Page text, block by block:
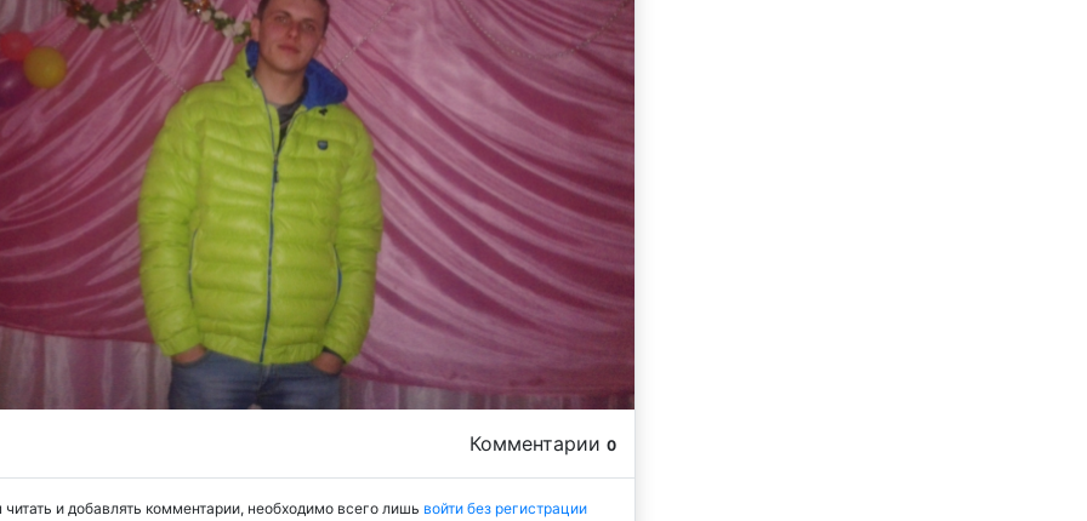
Комментарии 0
и добавлять комментарии, необходимо всего лишь войти без регистрации